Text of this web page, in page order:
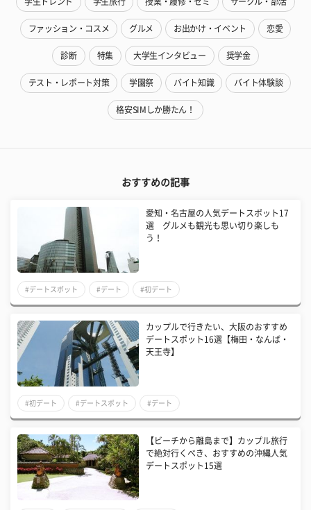
ファッション・コスメ グルメ お出かけ・イベント 恋愛
診断 特集 大学生インタビュー 奨学金
テスト・レポート対策 学園祭 バイト知識 バイト体験談
格安SIMしか勝たん！
おすすめの記事
愛知・名古屋の人気デートスポット17
選 グルメも観光も思い切り楽しも
う！
#デートスポット #デート #初デート
カップルで行きたい、大阪のおすすめ
デートスポット16選【梅田・なんば・
天王寺】
#初デート #デートスポット #デート
【ビーチから離島まで】カップル旅行
で絶対行くべき、おすすめの沖縄人気
デートスポット15選